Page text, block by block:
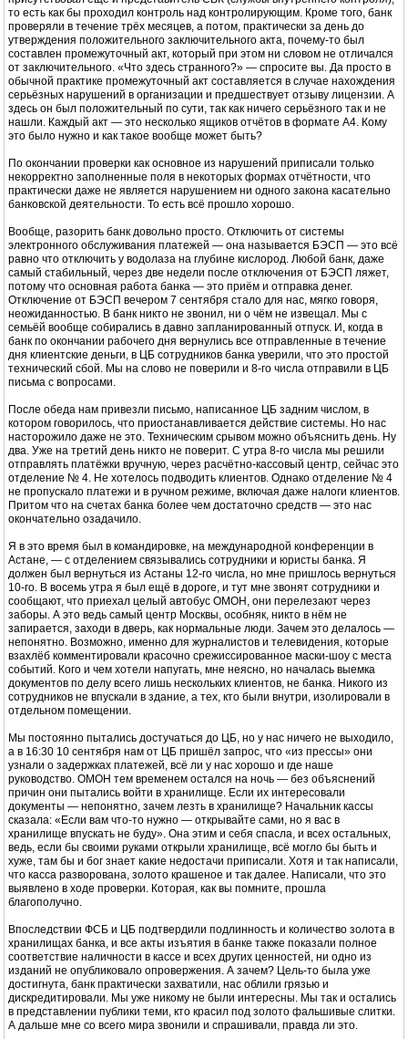
то есть как бы проходил контроль над контролирующим. Кроме того, банк
проверяли в течение трёх месяцев, а потом, практически за день до
утверждения положительного заключительного акта, почему-то был
составлен промежуточный акт, который при этом ни словом не отличался
от заключительного. «Что здесь странного?» — спросите вы. Да просто в
обычной практике промежуточный акт составляется в случае нахождения
серьёзных нарушений в организации и предшествует отзыву лицензии. А
здесь он был положительный по сути, так как ничего серьёзного так и не
нашли. Каждый акт — это несколько ящиков отчётов в формате А4. Кому
это было нужно и как такое вообще может быть?
По окончании проверки как основное из нарушений приписали только
некорректно заполненные поля в некоторых формах отчётности, что
практически даже не является нарушением ни одного закона касательно
банковской деятельности. То есть всё прошло хорошо.
Вообще, разорить банк довольно просто. Отключить от системы
электронного обслуживания платежей — она называется БЭСП — это всё
равно что отключить у водолаза на глубине кислород. Любой банк, даже
самый стабильный, через две недели после отключения от БЭСП ляжет,
потому что основная работа банка — это приём и отправка денег.
Отключение от БЭСП вечером 7 сентября стало для нас, мягко говоря,
неожиданностью. В банк никто не звонил, ни о чём не извещал. Мы с
семьёй вообще собирались в давно запланированный отпуск. И, когда в
банк по окончании рабочего дня вернулись все отправленные в течение
дня клиентские деньги, в ЦБ сотрудников банка уверили, что это простой
технический сбой. Мы на слово не поверили и 8-го числа отправили в ЦБ
письма с вопросами.
После обеда нам привезли письмо, написанное ЦБ задним числом, в
котором говорилось, что приостанавливается действие системы. Но нас
насторожило даже не это. Техническим срывом можно объяснить день. Ну
два. Уже на третий день никто не поверит. С утра 8-го числа мы решили
отправлять платёжки вручную, через расчётно-кассовый центр, сейчас это
отделение № 4. Не хотелось подводить клиентов. Однако отделение № 4
не пропускало платежи и в ручном режиме, включая даже налоги клиентов.
Притом что на счетах банка более чем достаточно средств — это нас
окончательно озадачило.
Я в это время был в командировке, на международной конференции в
Астане, — с отделением связывались сотрудники и юристы банка. Я
должен был вернуться из Астаны 12-го числа, но мне пришлось вернуться
10-го. В восемь утра я был ещё в дороге, и тут мне звонят сотрудники и
сообщают, что приехал целый автобус ОМОН, они перелезают через
заборы. А это ведь самый центр Москвы, особняк, никто в нём не
запирается, заходи в дверь, как нормальные люди. Зачем это делалось —
непонятно. Возможно, именно для журналистов и телевидения, которые
взахлёб комментировали красочно срежиссированное маски-шоу с места
событий. Кого и чем хотели напугать, мне неясно, но началась выемка
документов по делу всего лишь нескольких клиентов, не банка. Никого из
сотрудников не впускали в здание, а тех, кто были внутри, изолировали в
отдельном помещении.
Мы постоянно пытались достучаться до ЦБ, но у нас ничего не выходило,
а в 16:30 10 сентября нам от ЦБ пришёл запрос, что «из прессы» они
узнали о задержках платежей, всё ли у нас хорошо и где наше
руководство. ОМОН тем временем остался на ночь — без объяснений
причин они пытались войти в хранилище. Если их интересовали
документы — непонятно, зачем лезть в хранилище? Начальник кассы
сказала: «Если вам что-то нужно — открывайте сами, но я вас в
хранилище впускать не буду». Она этим и себя спасла, и всех остальных,
ведь, если бы своими руками открыли хранилище, всё могло бы быть и
хуже, там бы и бог знает какие недостачи приписали. Хотя и так написали,
что касса разворована, золото крашеное и так далее. Написали, что это
выявлено в ходе проверки. Которая, как вы помните, прошла
благополучно.
Впоследствии ФСБ и ЦБ подтвердили подлинность и количество золота в
хранилищах банка, и все акты изъятия в банке также показали полное
соответствие наличности в кассе и всех других ценностей, ни одно из
изданий не опубликовало опровержения. А зачем? Цель-то была уже
достигнута, банк практически захватили, нас облили грязью и
дискредитировали. Мы уже никому не были интересны. Мы так и остались
в представлении публики теми, кто красил под золото фальшивые слитки.
А дальше мне со всего мира звонили и спрашивали, правда ли это.